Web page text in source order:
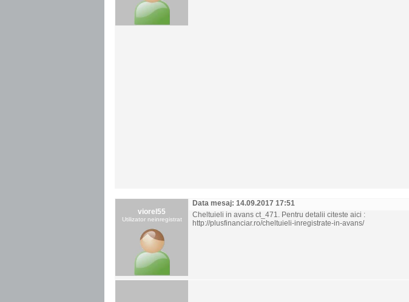
viorel55
Utilizator neinregistrat
Data mesaj: 14.09.2017 17:51
Cheltuieli in avans ct_471. Pentru detalii citeste aici :
http://plusfinanciar.ro/cheltuieli-inregistrate-in-avans/